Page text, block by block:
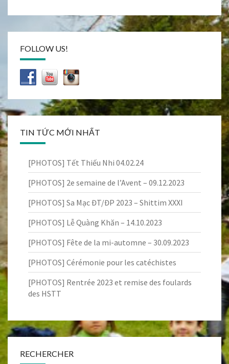
FOLLOW US!
TIN TỨC MỚI NHẤT
[PHOTOS] Tết Thiếu Nhi 04.02.24
[PHOTOS] 2e semaine de l’Avent – 09.12.2023
[PHOTOS] Sa Mạc ĐT/ĐP 2023 – Shittim XXXI
[PHOTOS] Lễ Quàng Khăn – 14.10.2023
[PHOTOS] Fête de la mi-automne – 30.09.2023
[PHOTOS] Cérémonie pour les catéchistes
[PHOTOS] Rentrée 2023 et remise des foulards
des HSTT
RECHERCHER